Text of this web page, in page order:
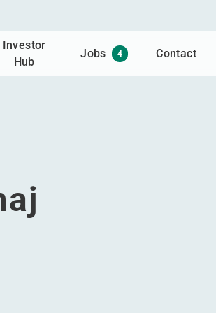
Investor
Hub
Jobs 4 Contact